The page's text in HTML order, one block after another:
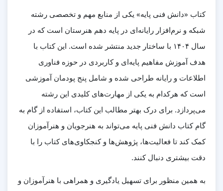
کتاب «دانش فنی پایه» یکی از منابع مهم و تخصصی رشته
شبکه و نرم‌افزار رایانه‌ای در پایه دهم هنرستان است که در
سال ۱۴۰۴ با ساختار جدید منتشر شده است. این کتاب با
هدف آموزش مفاهیم پایه‌ای و کاربردی در حوزه فناوری
اطلاعات و رایانه طراحی شده و شامل پنج پودمان آموزشی
است که هرکدام به یکی از مهارت‌های کلیدی این رشته
می‌پردازد. برای درک بهتر مطالب این کتاب، استفاده ازگام به
گام کتاب دانش فنی پایه می‌تواند به هنرجویان و هنرآموزان
کمک کند تا فعالیت‌ها، پژوهش‌ها و کنجکاوی‌های کتاب را با
دقت بیشتری دنبال کنند.
به همین منظور برای تسهیل یادگیری و همراهی با هنرآموزان و